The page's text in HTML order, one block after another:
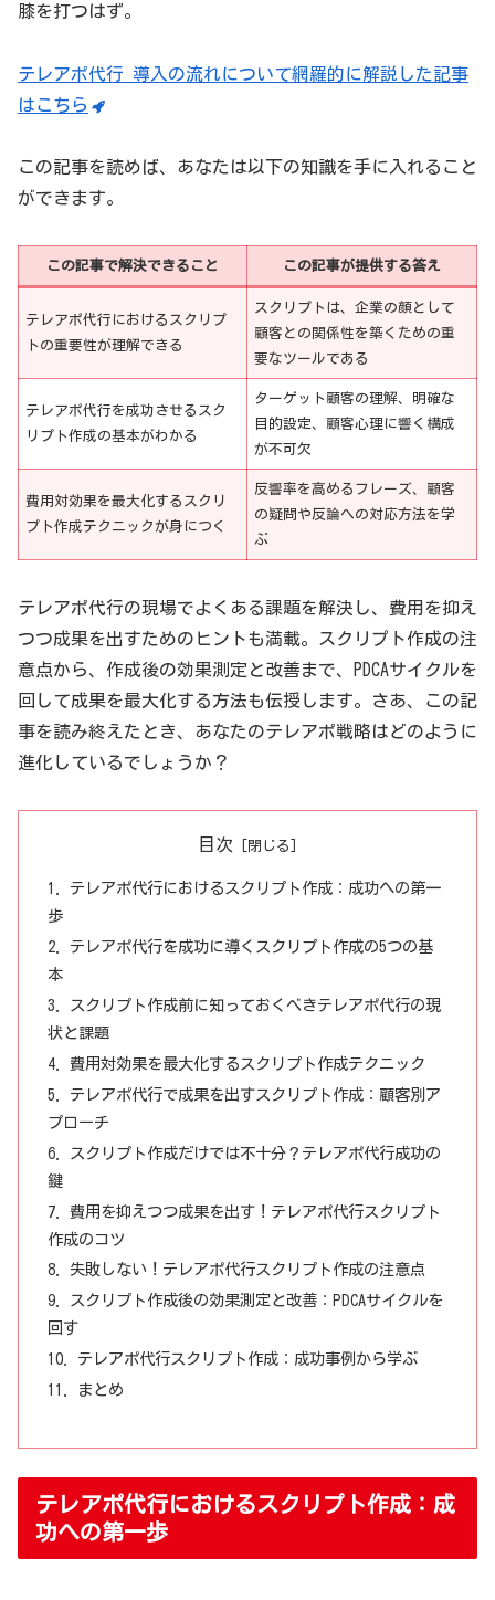
膝を打つはず。
テレアポ代行 導入の流れについて網羅的に解説した記事
はこちら
この記事を読めば、あなたは以下の知識を手に入れること
ができます。
この記事で解決できること この記事が提供する答え
テレアポ代行におけるスクリプ
トの重要性が理解できる
スクリプトは、企業の顔として
顧客との関係性を築くための重
要なツールである
テレアポ代行を成功させるスク
リプト作成の基本がわかる
ターゲット顧客の理解、明確な
目的設定、顧客心理に響く構成
が不可欠
費用対効果を最大化するスクリ
プト作成テクニックが身につく
反響率を高めるフレーズ、顧客
の疑問や反論への対応方法を学
ぶ
テレアポ代行の現場でよくある課題を解決し、費用を抑え
つつ成果を出すためのヒントも満載。スクリプト作成の注
意点から、作成後の効果測定と改善まで、PDCAサイクルを
回して成果を最大化する方法も伝授します。さあ、この記
事を読み終えたとき、あなたのテレアポ戦略はどのように
進化しているでしょうか？
目次
テレアポ代行におけるスクリプト作成：成功への第一
歩
テレアポ代行を成功に導くスクリプト作成の5つの基
本
スクリプト作成前に知っておくべきテレアポ代行の現
状と課題
費用対効果を最大化するスクリプト作成テクニック
テレアポ代行で成果を出すスクリプト作成：顧客別ア
プローチ
スクリプト作成だけでは不十分？テレアポ代行成功の
鍵
費用を抑えつつ成果を出す！テレアポ代行スクリプト
作成のコツ
失敗しない！テレアポ代行スクリプト作成の注意点
スクリプト作成後の効果測定と改善：PDCAサイクルを
回す
テレアポ代行スクリプト作成：成功事例から学ぶ
まとめ
テレアポ代行におけるスクリプト作成：成
功への第一歩